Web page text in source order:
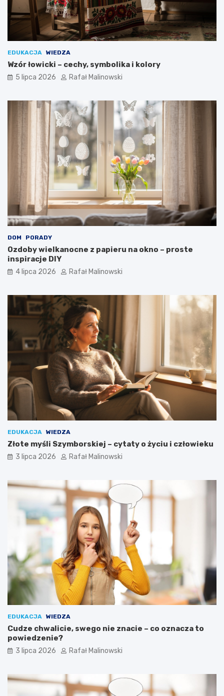
EDUKACJA WIEDZA
Wzór łowicki – cechy, symbolika i kolory
5 lipca 2026 Rafał Malinowski
DOM PORADY
Ozdoby wielkanocne z papieru na okno – proste
inspiracje DIY
4 lipca 2026 Rafał Malinowski
EDUKACJA WIEDZA
Złote myśli Szymborskiej – cytaty o życiu i człowieku
3 lipca 2026 Rafał Malinowski
EDUKACJA WIEDZA
Cudze chwalicie, swego nie znacie – co oznacza to
powiedzenie?
3 lipca 2026 Rafał Malinowski